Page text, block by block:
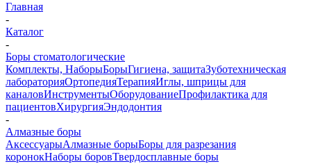
Главная
-
Каталог
-
Боры стоматологические
Комплекты, НаборыБорыГигиена, защитаЗуботехническая
лабораторияОртопедияТерапияИглы, шприцы для
каналовИнструментыОборудованиеПрофилактика для
пациентовХирургияЭндодонтия
-
Алмазные боры
АксессуарыАлмазные борыБоры для разрезания
коронокНаборы боровТвердосплавные боры